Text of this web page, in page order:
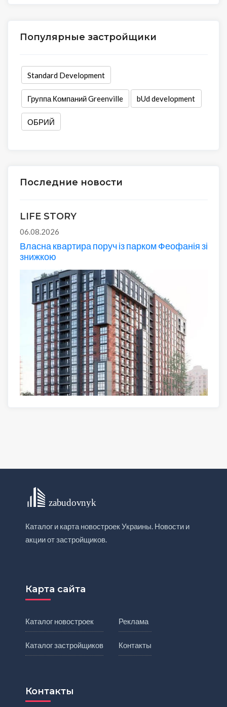
Популярные застройщики
Standard Development
Группа Компаний Greenville bUd development
ОБРИЙ
Последние новости
LIFE STORY
06.08.2026
Власна квартира поруч із парком Феофанія зі
знижкою
Каталог и карта новостроек Украины. Новости и
акции от застройщиков.
Карта сайта
Каталог новостроек
Каталог застройщиков
Реклама
Контакты
Контакты